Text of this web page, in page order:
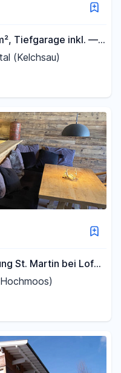
Tiefgarage inkl. —
für Familien
(Kelchsau)
St. Martin bei Lofer,